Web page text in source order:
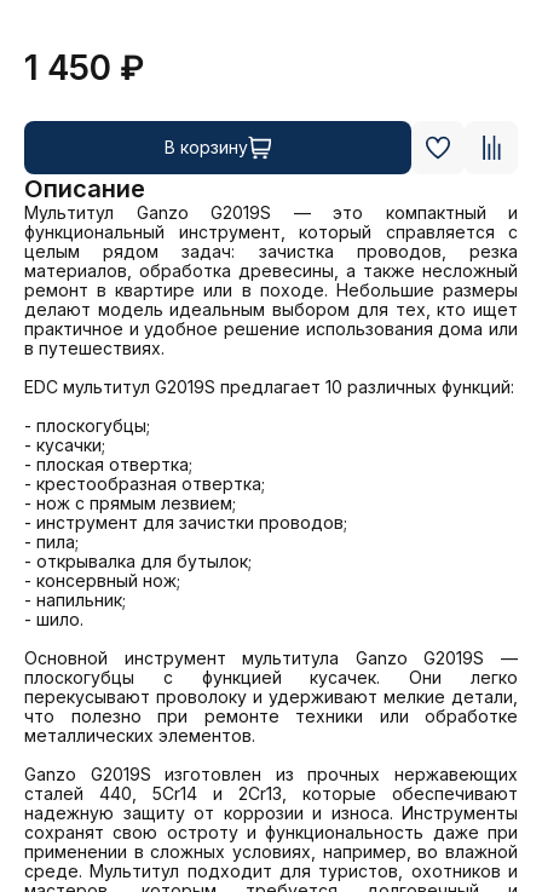
1 450 ₽
В корзину
Описание
Мультитул Ganzo G2019S — это компактный и
функциональный инструмент, который справляется с
целым рядом задач: зачистка проводов, резка
материалов, обработка древесины, а также несложный
ремонт в квартире или в походе. Небольшие размеры
делают модель идеальным выбором для тех, кто ищет
практичное и удобное решение использования дома или
в путешествиях.
EDC мультитул G2019S предлагает 10 различных функций:
- плоскогубцы;
- кусачки;
- плоская отвертка;
- крестообразная отвертка;
- нож с прямым лезвием;
- инструмент для зачистки проводов;
- пила;
- открывалка для бутылок;
- консервный нож;
- напильник;
- шило.
Основной инструмент мультитула Ganzo G2019S —
плоскогубцы с функцией кусачек. Они легко
перекусывают проволоку и удерживают мелкие детали,
что полезно при ремонте техники или обработке
металлических элементов.
Ganzo G2019S изготовлен из прочных нержавеющих
сталей 440, 5Cr14 и 2Cr13, которые обеспечивают
надежную защиту от коррозии и износа. Инструменты
сохранят свою остроту и функциональность даже при
применении в сложных условиях, например, во влажной
среде. Мультитул подходит для туристов, охотников и